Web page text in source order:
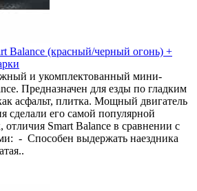
Balance (красный/черный огонь) +
и укомплектованный мини-
Предназначен для езды по гладким
асфальт, плитка. Мощный двигатель
сделали его самой популярной
Smart Balance в сравнении с
- Способен выдержать наездника